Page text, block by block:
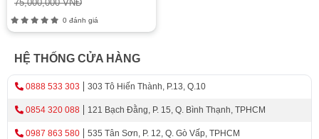
75,000,000 VNĐ
0 đánh giá
HỆ THỐNG CỬA HÀNG
0888 533 303 303 Tô Hiến Thành, P.13, Q.10
0854 320 088 121 Bạch Đằng, P. 15, Q. Bình Thạnh, TPHCM
0987 863 580 535 Tân Sơn, P. 12, Q. Gò Vấp, TPHCM